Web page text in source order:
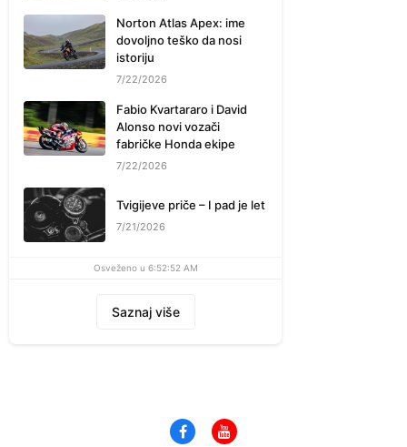
Norton Atlas Apex: ime
dovoljno teško da nosi
istoriju
7/22/2026
Fabio Kvartararo i David
Alonso novi vozači
fabričke Honda ekipe
7/22/2026
Tvigijeve priče – I pad je let
7/21/2026
Osveženo u 6:52:52 AM
Saznaj više